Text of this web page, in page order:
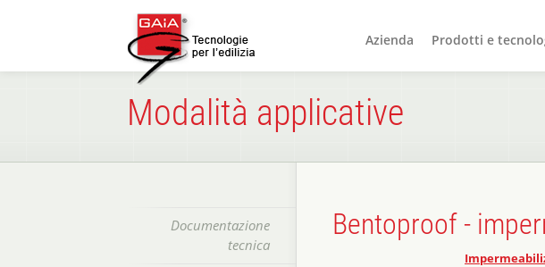
Azienda Prodotti e
Modalità applicative
Documentazione
tecnica
Bentoproof -